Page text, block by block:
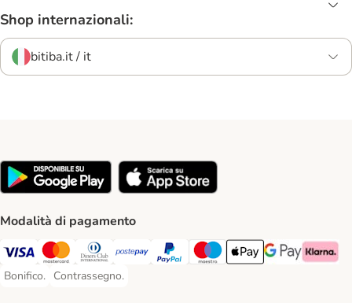
Shop internazionali:
bitiba.it / it
Modalità di pagamento
Visa. Payment Method
Mastercard. Payment Method
Diners Club. Payment Method
Postepay. Payment Method
PayPal. Payment Method
Maestro. Payment Method
Apple pay. Payment
Google Pay
Klarna
Bonifico.
Bonifico. Payment Method
Contrassegno.
Contrassegno. Payment Method